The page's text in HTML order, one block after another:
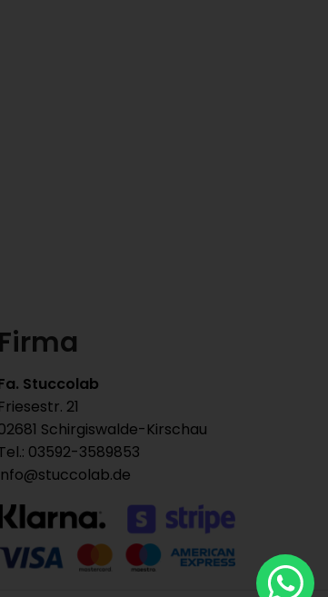
Firma
Stuccolab
Friesestr. 21
Schirgiswalde-Kirschau
03592-3589853